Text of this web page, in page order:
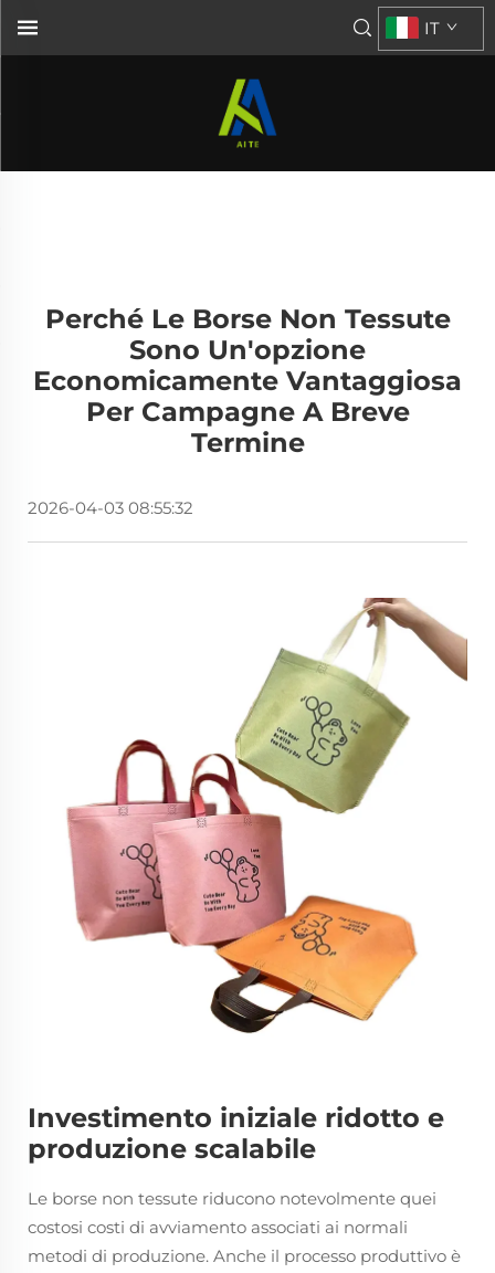
IT
Perché Le Borse Non Tessute
Sono Un'opzione
Economicamente Vantaggiosa
Per Campagne A Breve
Termine
2026-04-03 08:55:32
Investimento iniziale ridotto e
produzione scalabile
Le borse non tessute riducono notevolmente quei
costosi costi di avviamento associati ai normali
metodi di produzione. Anche il processo produttivo è